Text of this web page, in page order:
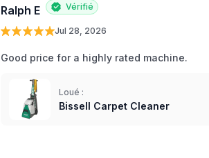
Ralph E Vérifié
Jul 28, 2026
Good price for a highly rated machine.
Loué :
Bissell Carpet Cleaner